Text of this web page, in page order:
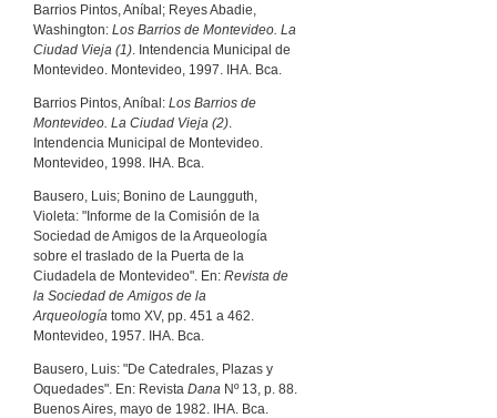
Barrios Pintos, Aníbal; Reyes Abadie,
Washington: Los Barrios de Montevideo. La
Ciudad Vieja (1). Intendencia Municipal de
Montevideo. Montevideo, 1997. IHA. Bca.
Barrios Pintos, Aníbal: Los Barrios de
Montevideo. La Ciudad Vieja (2).
Intendencia Municipal de Montevideo.
Montevideo, 1998. IHA. Bca.
Bausero, Luis; Bonino de Laungguth,
Violeta: "Informe de la Comisión de la
Sociedad de Amigos de la Arqueología
sobre el traslado de la Puerta de la
Ciudadela de Montevideo". En: Revista de
la Sociedad de Amigos de la
Arqueología tomo XV, pp. 451 a 462.
Montevideo, 1957. IHA. Bca.
Bausero, Luis: "De Catedrales, Plazas y
Oquedades". En: Revista Dana Nº 13, p. 88.
Buenos Aires, mayo de 1982. IHA. Bca.